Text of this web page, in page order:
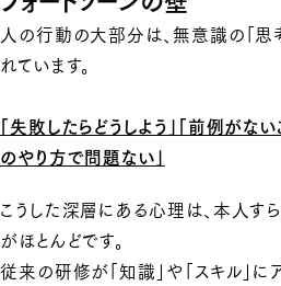
人の行動の大部分は、無意識の「思
れています。
「失敗したらどうしよう」「前例がない
のやり方で問題ない」
こうした深層にある心理は、本人す
がほとんどです。
従来の研修が「知識」や「スキル」に